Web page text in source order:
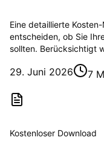
Eine detaillierte
entscheiden, ob Sie
sollten. Berücksichtigt
29. Juni 2026 7
Kostenloser Download